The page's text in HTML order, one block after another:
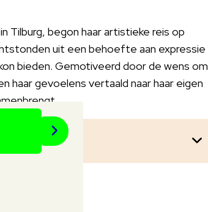
Tilburg, begon haar artistieke reis op
uit een behoefte aan expressie
bieden. Gemotiveerd door de wens om
haar gevoelens vertaald naar haar eigen